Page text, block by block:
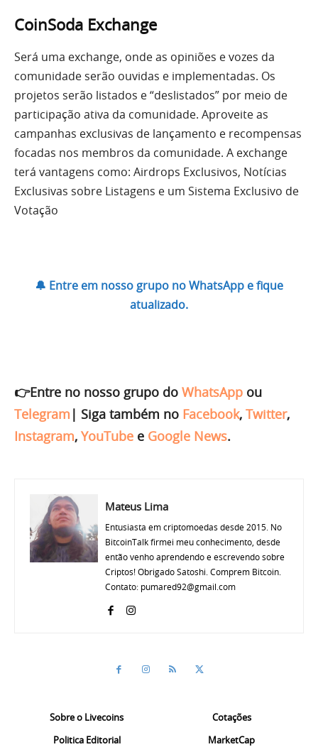
CoinSoda Exchange
Será uma exchange, onde as opiniões e vozes da
comunidade serão ouvidas e implementadas. Os
projetos serão listados e “deslistados” por meio de
participação ativa da comunidade. Aproveite as
campanhas exclusivas de lançamento e recompensas
focadas nos membros da comunidade. A exchange
terá vantagens como: Airdrops Exclusivos, Notícias
Exclusivas sobre Listagens e um Sistema Exclusivo de
Votação
🔔 Entre em nosso grupo no WhatsApp e fique
atualizado.
👉Entre no nosso grupo do WhatsApp ou
Telegram | Siga também no Facebook, Twitter,
Instagram, YouTube e Google News.
Mateus Lima
Entusiasta em criptomoedas desde 2015. No
BitcoinTalk firmei meu conhecimento, desde
então venho aprendendo e escrevendo sobre
Criptos! Obrigado Satoshi. Comprem Bitcoin.
Contato: pumared92@gmail.com
Sobre o Livecoins
Politica Editorial
Cotações
MarketCap